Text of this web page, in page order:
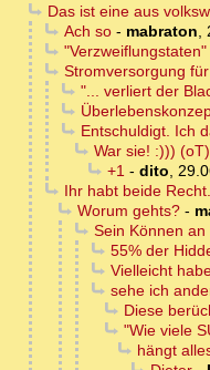
Das ist eine aus
Ach so- mabraton,
Stromversorgung
"... verliert der
Entschuldigt. Ich
War sie! :))) (oT)
+1- dito,
Ihr habt beide
Worum gehts?-
Sein Können
55% der
Vielleicht
sehe ich
Diese
"Wie viele
hängt